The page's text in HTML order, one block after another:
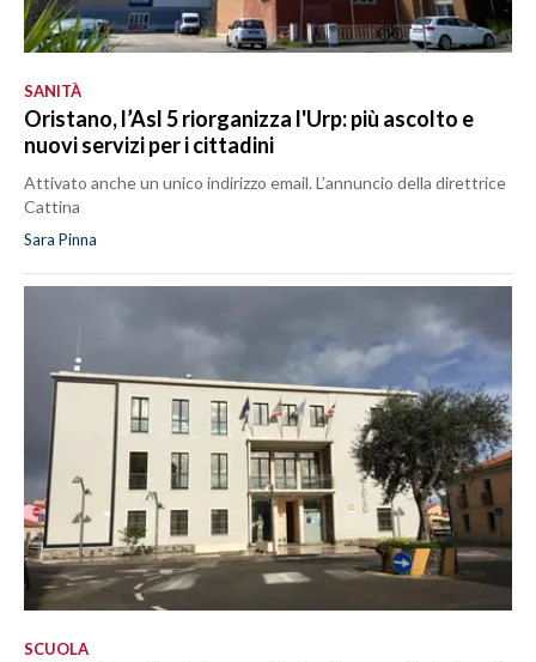
SANITÀ
Oristano, l’Asl 5 riorganizza l'Urp: più ascolto e
nuovi servizi per i cittadini
Attivato anche un unico indirizzo email. L’annuncio della direttrice
Cattina
Sara Pinna
SCUOLA